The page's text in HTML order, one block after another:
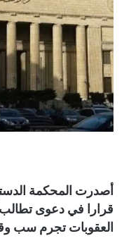
أصدرت المحكمة
قرارا في دعوى
العقوبات تجرم سب